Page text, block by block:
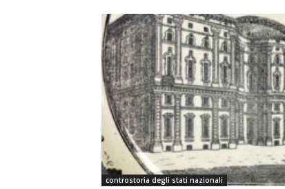
controstoria degli stati nazionali